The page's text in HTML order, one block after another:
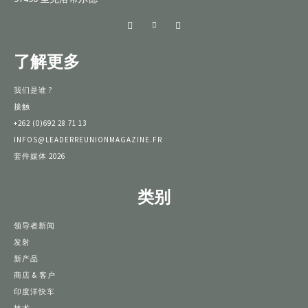
了解更多
我们是谁 ?
接触
+262 (0)692 28 71 13
INFOS@LEADERREUNIONMAGAZINE.FR
套件媒体 2026
类别
领导者新闻
发射
新产品
商店 & 客户
印度洋快车